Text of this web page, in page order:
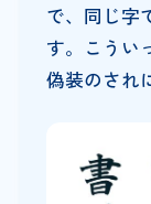
で、同じ字
す。こうい
偽装のされ